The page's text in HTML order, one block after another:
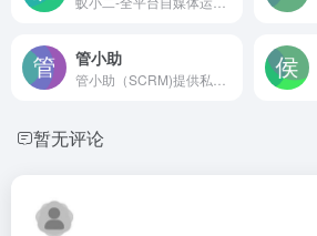
管小助
暂无评论